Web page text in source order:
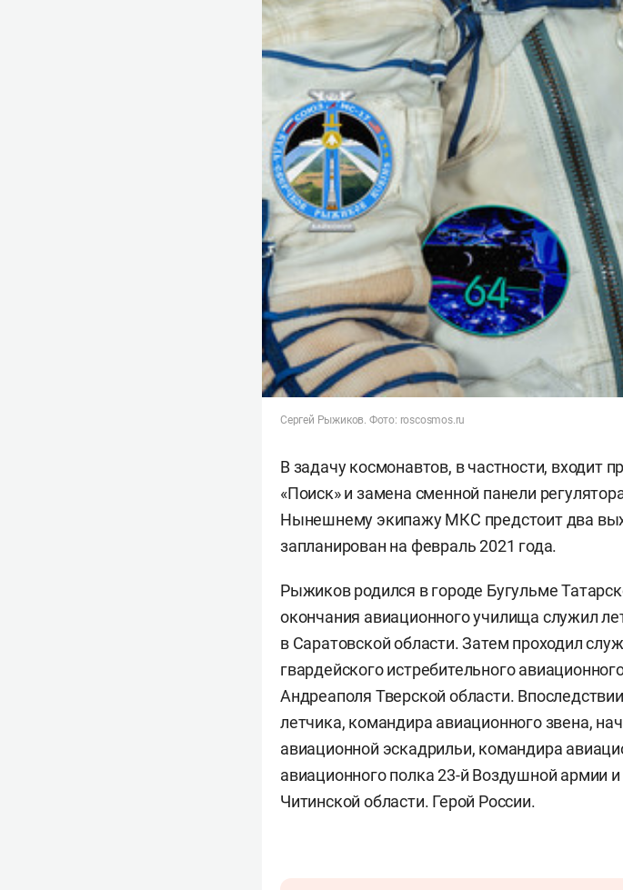
Сергей Рыжиков. Фото: roscosmos.ru
В задачу космонавтов, в частности, входит
«Поиск» и замена сменной панели
Нынешнему экипажу МКС предстоит два
запланирован на февраль 2021 года.
Рыжиков родился в городе Бугульме
окончания авиационного училища служил
в Саратовской области. Затем проходил
гвардейского истребительного
Андреаполя Тверской области.
летчика, командира авиационного звена,
авиационной эскадрильи, командира
авиационного полка 23-й Воздушной армии
Читинской области. Герой России.